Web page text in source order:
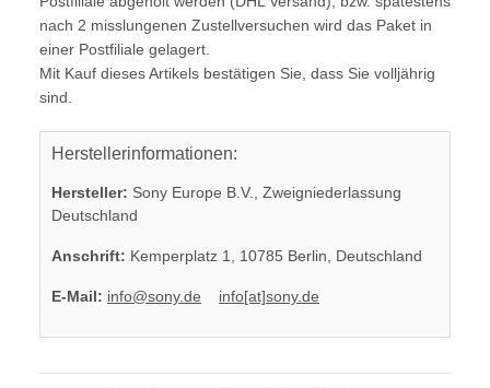
nach 2 misslungenen Zustellversuchen wird das Paket in
einer Postfiliale gelagert.
Mit Kauf dieses Artikels bestätigen Sie, dass Sie volljährig
sind.
Herstellerinformationen:
Hersteller: Sony Europe B.V., Zweigniederlassung
Deutschland
Anschrift: Kemperplatz 1, 10785 Berlin, Deutschland
E-Mail: info@sony.de info[at]sony.de